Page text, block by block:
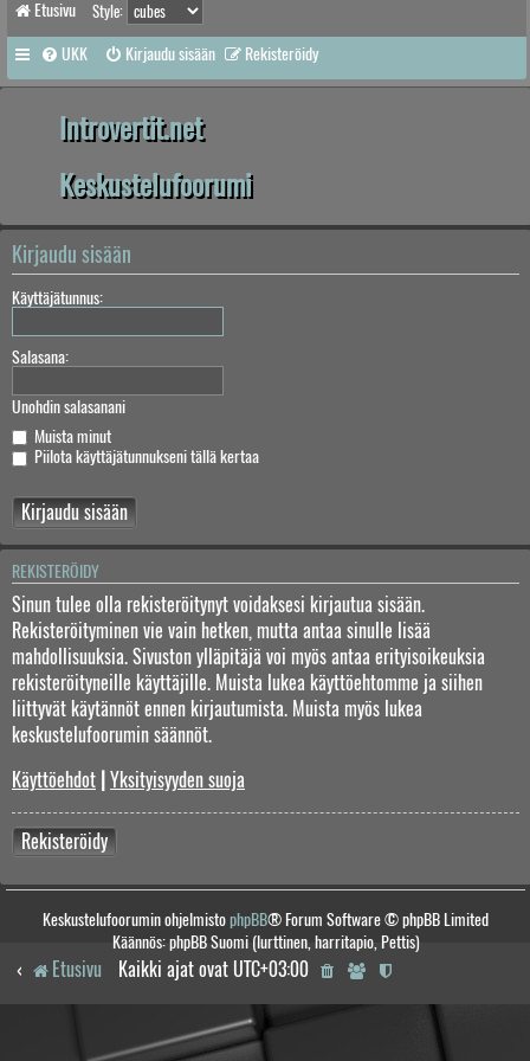
Etusivu Style:
UKK Kirjaudu sisään Rekisteröidy
Introvertit.net
Keskustelufoorumi
Kirjaudu sisään
Käyttäjätunnus:
Salasana:
Unohdin salasanani
Muista minut
Piilota käyttäjätunnukseni tällä kertaa
REKISTERÖIDY
Sinun tulee olla rekisteröitynyt voidaksesi kirjautua sisään.
Rekisteröityminen vie vain hetken, mutta antaa sinulle lisää
mahdollisuuksia. Sivuston ylläpitäjä voi myös antaa erityisoikeuksia
rekisteröityneille käyttäjille. Muista lukea käyttöehtomme ja siihen
liittyvät käytännöt ennen kirjautumista. Muista myös lukea
keskustelufoorumin säännöt.
Käyttöehdot Yksityisyyden suoja
Rekisteröidy
Keskustelufoorumin ohjelmistophpBB® Forum Software © phpBB Limited
Käännös: phpBB Suomi (lurttinen, harritapio, Pettis)
Etusivu Kaikki ajat ovat UTC+03:00